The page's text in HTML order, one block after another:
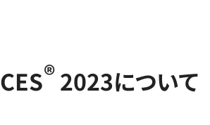
CES®2023について